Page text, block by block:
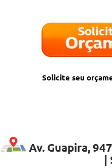
Solicite seu
Av. Guapira,
|